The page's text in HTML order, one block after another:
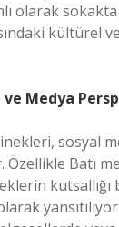
olarak
kültürel
Medya
sosyal
Batı
kutsallığı